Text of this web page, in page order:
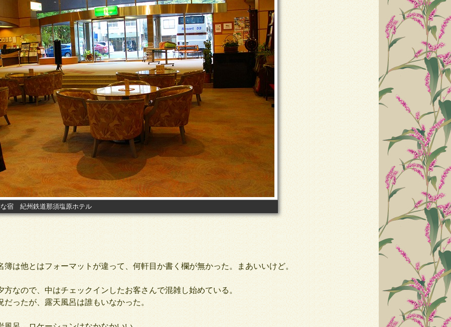
な宿 紀州鉄道那須塩原ホテル
は他とはフォーマットが違って、何軒目か書く欄が無かった。まあいいけど。
なので、中はチェックインしたお客さんで混雑し始めている。
ったが、露天風呂は誰もいなかった。